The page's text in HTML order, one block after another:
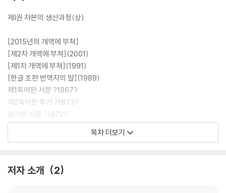
마르크스-엥겔스 전집(MEGA; Marx-Engels Gesamtausgabe) 출
뿐 아니라 각국 언어로 출판된 여러 판본의 번역자와 편집자들이 원문의
이해와 수정에 기여한 사항들을 총망라하고 있다. 이번 개역판에는 이 성
과들을 취합해서 책 전체에 걸쳐 본문과 역자주에 반영함으로써 지금까지
출판된 어떤 『자본론』보다도 충실하고 올바른 이해가 가능한 번역본으로
만들고자 했다. 『자본론』 전3권을 한꺼번에 출간하면서 각 권의 참고문헌
과 인명해설, 찾아보기 등을 통합, 별도의 책으로 펴냄으로써, 일반 독자들
은 물론 전문 연구자들도 더 쉽게 참조, 연구할 수 있도록 했다.
[도서] 자본론 2 : 정치경제학 비판 (2015년 개역판 )
포함 전6권)이 출간되었다. 이번 개역판은 그동안 김수행 교수가 자신의
제Ⅰ권 자본의 생산과정(상)
[2015년의 개역에 부쳐]
[제2차 개역에 부쳐](2001)
[제1차 개역에 부쳐](1991)
[한글 초판 번역자의 말](1989)
제1독어판 서문 ?1867?
제2독어판 후기 ?1873?
불어판 서문 ?1872?
불어판 후기 ?1875?
목차 더보기
저자 소개 2